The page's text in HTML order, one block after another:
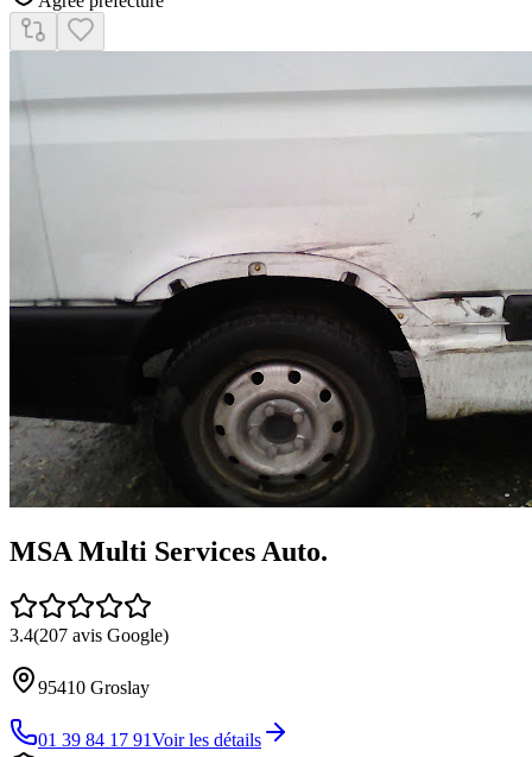
MSA Multi Services Auto.
3.4(207 avis Google)
95410 Groslay
01 39 84 17 91Voir les détails